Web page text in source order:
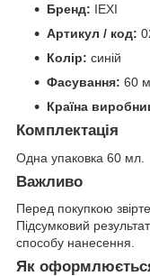
Бренд: IEXI
Артикул / код:
Колір: синій
Фасування: 60
Країна
Комплектація
Одна упаковка 60 мл.
Важливо
Перед покупкою
Підсумковий
способу нанесення.
Як